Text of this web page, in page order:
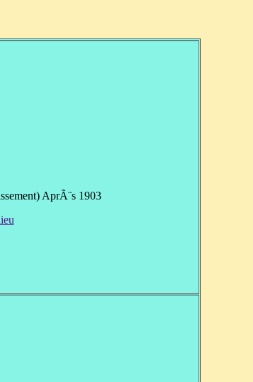
AprÃ¨s 1903